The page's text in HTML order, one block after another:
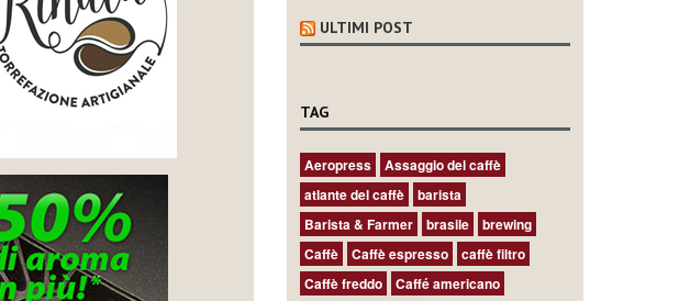
ULTIMI POST
TAG
Aeropress
Assaggio del caffè
atlante del caffè
barista
Barista & Farmer
brasile
brewing
Caffè
Caffè espresso
caffè filtro
Caffè freddo
Caffé americano